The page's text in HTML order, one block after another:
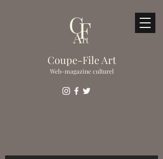
Coupe-File Art
Web-magazine culturel